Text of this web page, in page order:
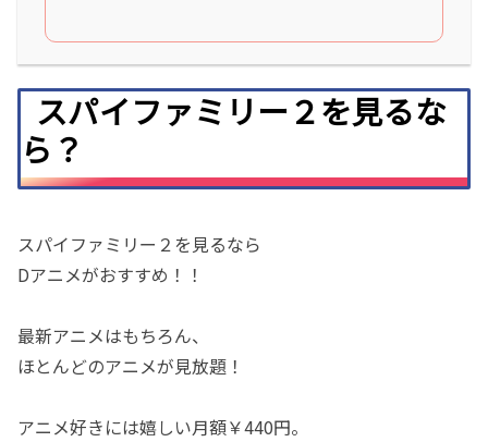
スパイファミリー２を見るな
ら？
スパイファミリー２を見るなら
Dアニメがおすすめ！！
最新アニメはもちろん、
ほとんどのアニメが見放題！
アニメ好きには嬉しい月額￥440円。